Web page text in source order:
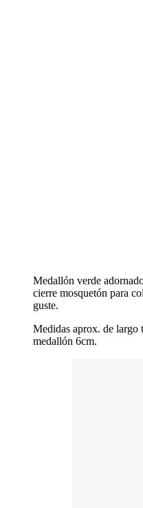
Medallón verde
cierre mosquetón para
guste.
Medidas aprox. de largo
medallón 6cm.